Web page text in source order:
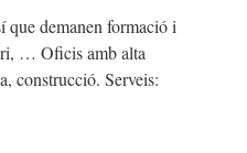
que demanen formació i
… Oficis amb alta
construcció. Serveis: